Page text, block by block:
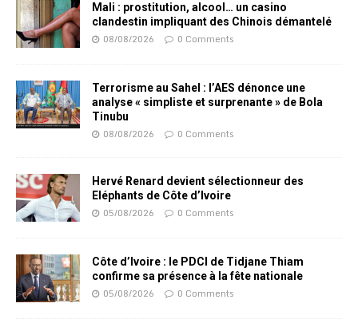
Mali : prostitution, alcool… un casino
clandestin impliquant des Chinois démantelé
08/08/2026 0 Comments
Terrorisme au Sahel : l’AES dénonce une
analyse « simpliste et surprenante » de Bola
Tinubu
08/08/2026 0 Comments
Hervé Renard devient sélectionneur des
Eléphants de Côte d’Ivoire
05/08/2026 0 Comments
Côte d’Ivoire : le PDCI de Tidjane Thiam
confirme sa présence à la fête nationale
05/08/2026 0 Comments